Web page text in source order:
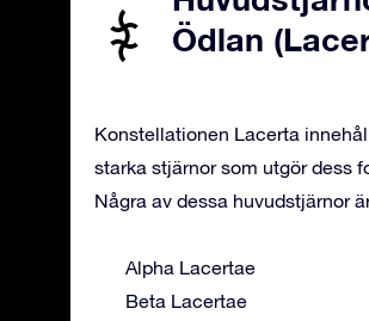
Ödlan
Konstellationen Lacerta
starka stjärnor som utgör dess
Några av dessa huvudstjärnor
Alpha Lacertae
Beta Lacertae